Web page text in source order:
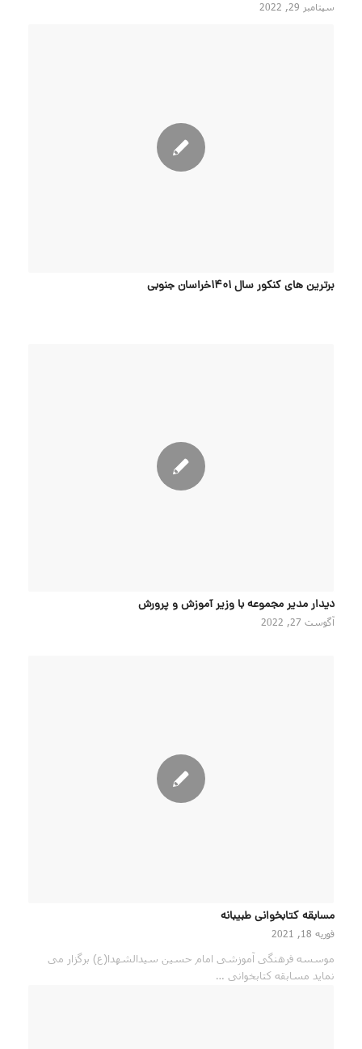
سپتامبر 29, 2022
برترین های کنکور سال 1401خراسان جنوبی
دیدار مدیر مجموعه با وزیر آموزش و پرورش
آگوست 27, 2022
مسابقه کتابخوانی طبیبانه
فوریه 18, 2021
موسسه فرهنگی آموزشی امام حسین سیدالشهدا(ع) برگزار می
نماید مسابقه کتابخوانی …